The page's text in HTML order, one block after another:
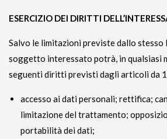
ESERCIZIO DEI DIRITTI
Salvo le limitazioni previste dallo stesso
soggetto interessato potrà, in qualsiasi
seguenti diritti previsti dagli articoli da
accesso ai dati personali; rettifica;
limitazione del trattamento;
portabilità dei dati;